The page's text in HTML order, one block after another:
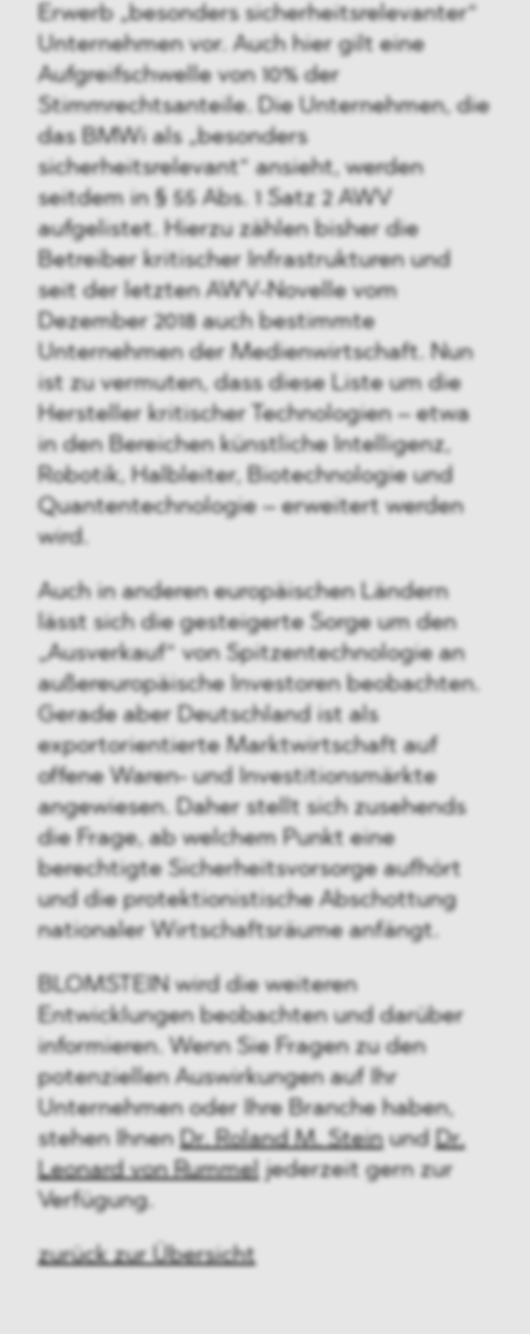
Erwerb „besonders sicherheitsrelevanter“
Unternehmen vor. Auch hier gilt eine
Aufgreifschwelle von 10% der
Stimmrechtsanteile. Die Unternehmen, die
das BMWi als „besonders
sicherheitsrelevant“ ansieht, werden
seitdem in § 55 Abs. 1 Satz 2 AWV
aufgelistet. Hierzu zählen bisher die
Betreiber kritischer Infrastrukturen und
seit der letzten AWV-Novelle vom
Dezember 2018 auch bestimmte
Unternehmen der Medienwirtschaft. Nun
ist zu vermuten, dass diese Liste um die
Hersteller kritischer Technologien – etwa
in den Bereichen künstliche Intelligenz,
Robotik, Halbleiter, Biotechnologie und
Quantentechnologie – erweitert werden
wird.
Auch in anderen europäischen Ländern
lässt sich die gesteigerte Sorge um den
„Ausverkauf“ von Spitzentechnologie an
außereuropäische Investoren beobachten.
Gerade aber Deutschland ist als
exportorientierte Marktwirtschaft auf
offene Waren- und Investitionsmärkte
angewiesen. Daher stellt sich zusehends
die Frage, ab welchem Punkt eine
berechtigte Sicherheitsvorsorge aufhört
und die protektionistische Abschottung
nationaler Wirtschaftsräume anfängt.
BLOMSTEIN wird die weiteren
Entwicklungen beobachten und darüber
informieren. Wenn Sie Fragen zu den
potenziellen Auswirkungen auf Ihr
Unternehmen oder Ihre Branche haben,
stehen Ihnen Dr. Roland M. Steinund Dr.
Leonard von Rummel jederzeit gern zur
Verfügung.
zurück zur Übersicht